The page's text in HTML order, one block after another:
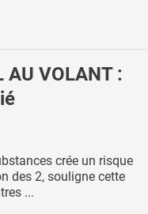
AU VOLANT :
crée un risque
des 2, souligne cette
...